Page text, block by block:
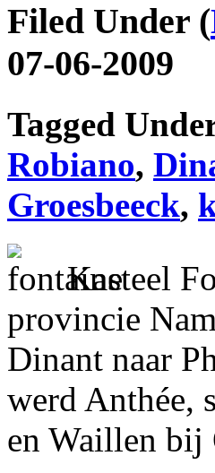
Filed Under (
07-06-2009
Tagged
Robiano,
Groesbeeck,
Kasteel
provincie
Dinant naar
werd Anthée,
en Waillen bij